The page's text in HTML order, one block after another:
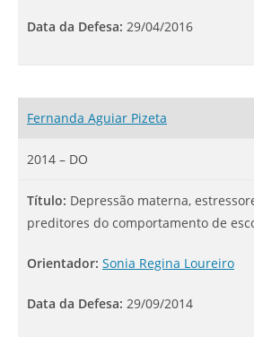
Data da Defesa: 29/04/2016
Fernanda Aguiar Pizeta
2014 – DO
Título: Depressão materna,
preditores do comportamento de
Orientador: Sonia Regina Loureiro
Data da Defesa: 29/09/2014